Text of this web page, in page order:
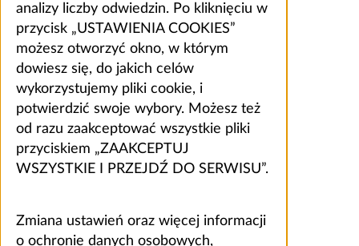
analizy liczby odwiedzin. Po kliknięciu w
przycisk „USTAWIENIA COOKIES”
możesz otworzyć okno, w którym
dowiesz się, do jakich celów
wykorzystujemy pliki cookie, i
potwierdzić swoje wybory. Możesz też
od razu zaakceptować wszystkie pliki
przyciskiem „ZAAKCEPTUJ
WSZYSTKIE I PRZEJDŹ DO SERWISU”.
Zmiana ustawień oraz więcej informacji
o ochronie danych osobowych,